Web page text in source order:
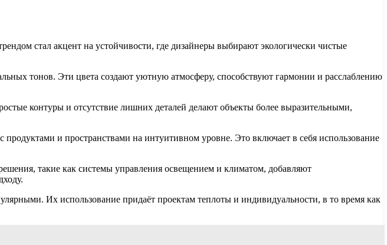
стал акцент на устойчивости, где дизайнеры выбирают экологически чистые
тонов. Эти цвета создают уютную атмосферу, способствуют гармонии и расслаблению
контуры и отсутствие лишних деталей делают объекты более выразительными,
и пространствами на интуитивном уровне. Это включает в себя использование
такие как системы управления освещением и климатом, добавляют
Их использование придаёт проектам теплоты и индивидуальности, в то время как